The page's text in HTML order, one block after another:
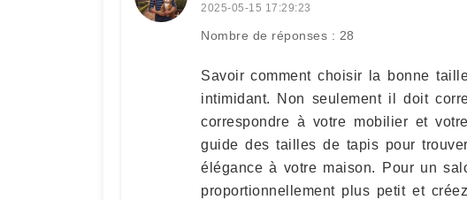
2025-05-15 17:29:23
Nombre de réponses : 28
Savoir comment choisir la bonne
intimidant. Non seulement il doit
correspondre à votre mobilier et
guide des tailles de tapis pour
élégance à votre maison. Pour un
proportionnellement plus petit et